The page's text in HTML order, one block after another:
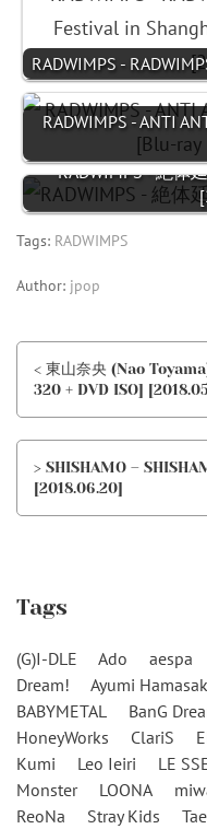
RADWIMPS -
RADWIMPS - ANTI
RADWIMPS - 絶体
Tags: RADWIMPS
Author: jpop
< 東山奈央 (Nao
320 + DVD ISO]
> SHISHAMO –
[2018.06.20]
Tags
(G)I-DLE Ado aespa
Dream!
Ayumi
BABYMETAL
BanG
HoneyWorks
ClariS
Kumi
Leo Ieiri LE
Monster
LOONA
ReoNa
Stray Kids